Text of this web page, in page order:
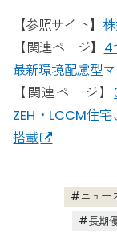
【参照サイト】
【関連ページ】 4
最新環境配慮型
【関連ページ】
ZEH・LCCM住
搭載
ニュー
長期